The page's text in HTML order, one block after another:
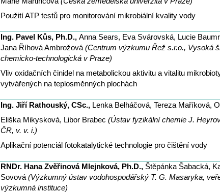
Použití ATP testů pro monitorování mikrobiální kvality vody
Ing. Pavel Kůs, Ph.D., Anna Sears, Eva Svárovská, Lucie
Jana Říhová Ambrožová (Centrum výzkumu Řež s.r.o., Vysoká
chemicko-technologická v Praze)
Vliv oxidačních činidel na metabolickou aktivitu a vitalitu
vytvářených na teplosměnných plochách
Ing. Jiří Rathouský, CSc., Lenka Belháčová, Tereza Maříková,
Eliška Mikysková, Libor Brabec (Ústav fyzikální chemie J.
ČR, v. v. i.)
Aplikační potenciál fotokatalytické technologie pro čištění vody
RNDr. Hana Zvěřinová Mlejnková, Ph.D., Štěpánka Šabacká,
Sovová (Výzkumný ústav vodohospodářský T. G. Masaryka,
výzkumná instituce)